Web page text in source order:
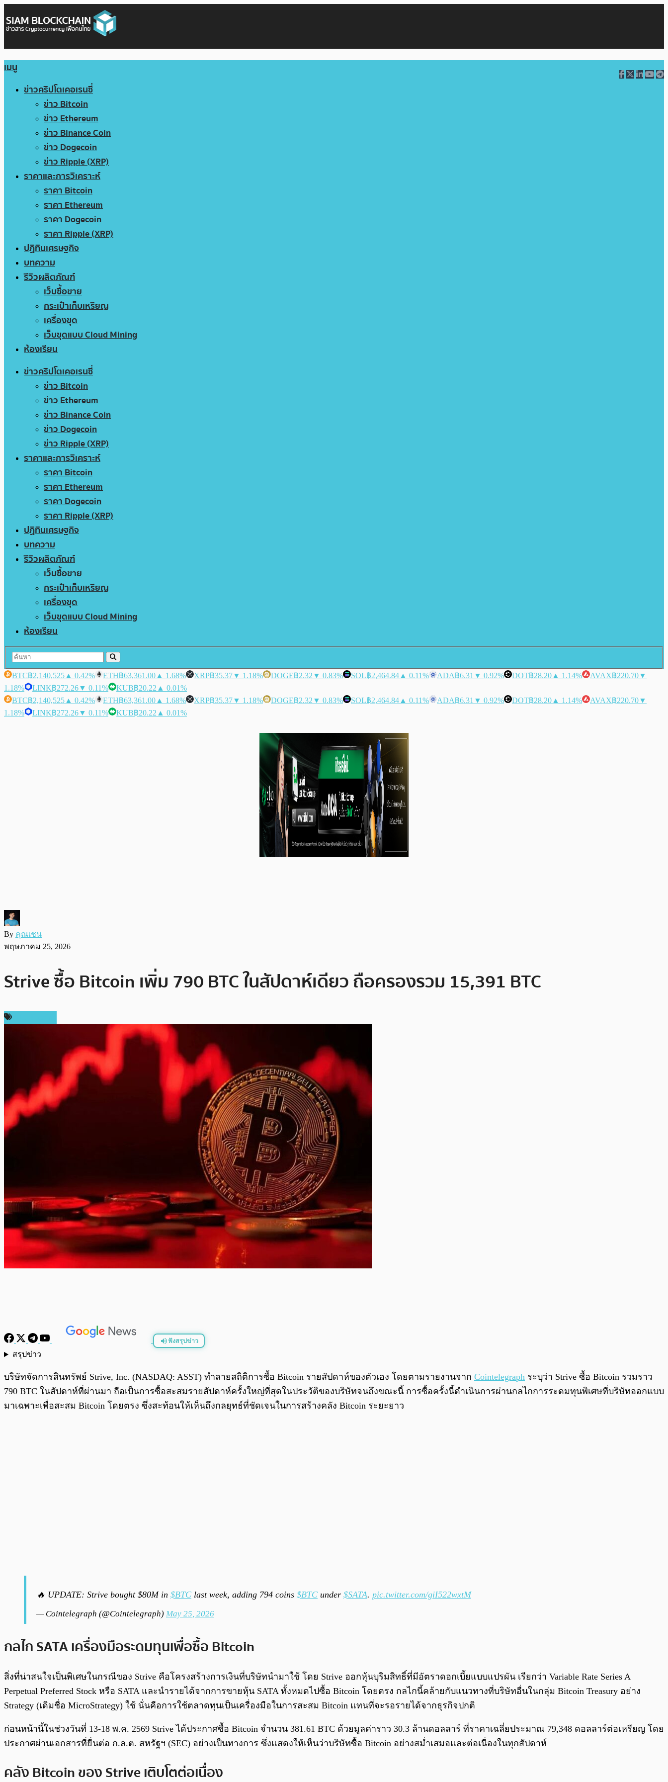
เมนู
ข่าวคริปโตเคอเรนซี่
ข่าว Bitcoin
ข่าว Ethereum
ข่าว Binance Coin
ข่าว Dogecoin
ข่าว Ripple (XRP)
ราคาและการวิเคราะห์
ราคา Bitcoin
ราคา Ethereum
ราคา Dogecoin
ราคา Ripple (XRP)
ปฏิทินเศรษฐกิจ
บทความ
รีวิวผลิตภัณฑ์
เว็บซื้อขาย
กระเป๋าเก็บเหรียญ
เครื่องขุด
เว็บขุดแบบ Cloud Mining
ห้องเรียน
ข่าวคริปโตเคอเรนซี่
ข่าว Bitcoin
ข่าว Ethereum
ข่าว Binance Coin
ข่าว Dogecoin
ข่าว Ripple (XRP)
ราคาและการวิเคราะห์
ราคา Bitcoin
ราคา Ethereum
ราคา Dogecoin
ราคา Ripple (XRP)
ปฏิทินเศรษฐกิจ
บทความ
รีวิวผลิตภัณฑ์
เว็บซื้อขาย
กระเป๋าเก็บเหรียญ
เครื่องขุด
เว็บขุดแบบ Cloud Mining
ห้องเรียน
BTC฿2,140,525 ▲ 0.42% ETH฿63,361.00 ▲ 1.68% XRP฿35.37▼ 1.18% DOGE฿2.32 ▼ 0.83% SOL฿2,464.84 ▲ 0.11% ADA฿6.31 ▼ 0.92% DOT฿28.20 ▲ 1.14% AVAX฿220.70▼
1.18%
LINK฿272.26▼ 0.11% KUB฿20.22 ▲ 0.01%
BTC฿2,140,525 ▲ 0.42% ETH฿63,361.00 ▲ 1.68% XRP฿35.37▼ 1.18% DOGE฿2.32 ▼ 0.83% SOL฿2,464.84 ▲ 0.11% ADA฿6.31 ▼ 0.92% DOT฿28.20 ▲ 1.14% AVAX฿220.70▼
1.18%
LINK฿272.26▼ 0.11% KUB฿20.22 ▲ 0.01%
By คุณเชน
พฤษภาคม 25, 2026
Strive ซื้อ Bitcoin เพิ่ม 790 BTC ในสัปดาห์เดียว ถือครองรวม 15,391 BTC
ฟังสรุปข่าว
สรุปข่าว
บริษัทจัดการสินทรัพย์ Strive, Inc. (NASDAQ: ASST) ทำลายสถิติการซื้อ Bitcoin รายสัปดาห์ของตัวเอง โดยตามรายงานจาก Cointelegraph ระบุว่า Strive ซื้อ Bitcoin รวมราว
790 BTC ในสัปดาห์ที่ผ่านมา ถือเป็นการซื้อสะสมรายสัปดาห์ครั้งใหญ่ที่สุดในประวัติของบริษัทจนถึงขณะนี้ การซื้อครั้งนี้ดำเนินการผ่านกลไกการระดมทุนพิเศษที่บริษัทออกแบบ
มาเฉพาะเพื่อสะสม Bitcoin โดยตรง ซึ่งสะท้อนให้เห็นถึงกลยุทธ์ที่ชัดเจนในการสร้างคลัง Bitcoin ระยะยาว
🔥 UPDATE: Strive bought $80M in $BTC last week, adding 794 coins $BTC under $SATA. pic.twitter.com/giI522wxtM
— Cointelegraph (@Cointelegraph) May 25, 2026
กลไก SATA เครื่องมือระดมทุนเพื่อซื้อ Bitcoin
สิ่งที่น่าสนใจเป็นพิเศษในกรณีของ Strive คือโครงสร้างการเงินที่บริษัทนำมาใช้ โดย Strive ออกหุ้นบุริมสิทธิ์ที่มีอัตราดอกเบี้ยแบบแปรผัน เรียกว่า Variable Rate Series A
Perpetual Preferred Stock หรือ SATA และนำรายได้จากการขายหุ้น SATA ทั้งหมดไปซื้อ Bitcoin โดยตรง กลไกนี้คล้ายกับแนวทางที่บริษัทอื่นในกลุ่ม Bitcoin Treasury อย่าง
Strategy (เดิมชื่อ MicroStrategy) ใช้ นั่นคือการใช้ตลาดทุนเป็นเครื่องมือในการสะสม Bitcoin แทนที่จะรอรายได้จากธุรกิจปกติ
ก่อนหน้านี้ในช่วงวันที่ 13-18 พ.ค. 2569 Strive ได้ประกาศซื้อ Bitcoin จำนวน 381.61 BTC ด้วยมูลค่าราว 30.3 ล้านดอลลาร์ ที่ราคาเฉลี่ยประมาณ 79,348 ดอลลาร์ต่อเหรียญ โดย
ประกาศผ่านเอกสารที่ยื่นต่อ ก.ล.ต. สหรัฐฯ (SEC) อย่างเป็นทางการ ซึ่งแสดงให้เห็นว่าบริษัทซื้อ Bitcoin อย่างสม่ำเสมอและต่อเนื่องในทุกสัปดาห์
คลัง Bitcoin ของ Strive เติบโตต่อเนื่อง